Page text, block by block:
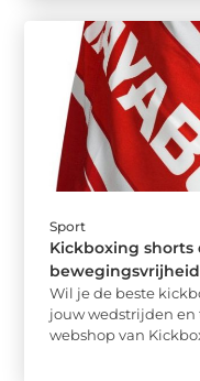
Sport
Kickboxing
Wil je de beste
jouw wedstrijden
webshop van